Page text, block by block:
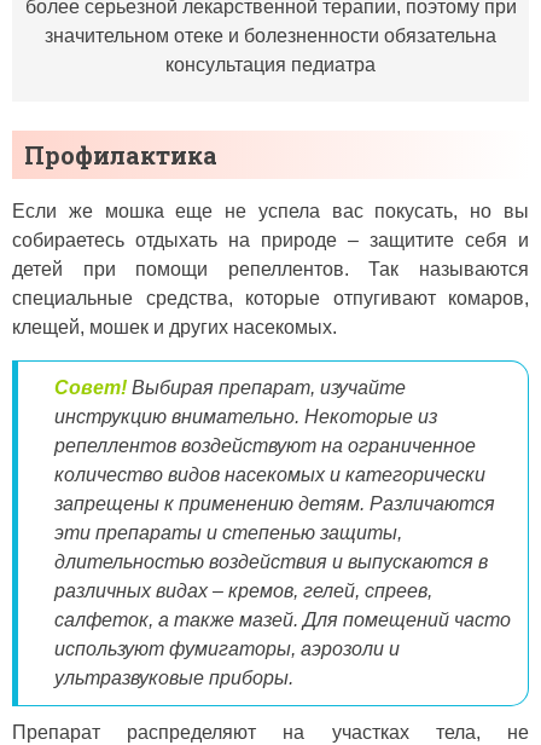
более серьезной лекарственной терапии, поэтому при
значительном отеке и болезненности обязательна
консультация педиатра
Профилактика
Если же мошка еще не успела вас покусать, но вы
собираетесь отдыхать на природе – защитите себя и
детей при помощи репеллентов. Так называются
специальные средства, которые отпугивают комаров,
клещей, мошек и других насекомых.
Совет! Выбирая препарат, изучайте
инструкцию внимательно. Некоторые из
репеллентов воздействуют на ограниченное
количество видов насекомых и категорически
запрещены к применению детям. Различаются
эти препараты и степенью защиты,
длительностью воздействия и выпускаются в
различных видах – кремов, гелей, спреев,
салфеток, а также мазей. Для помещений часто
используют фумигаторы, аэрозоли и
ультразвуковые приборы.
Препарат распределяют на участках тела, не